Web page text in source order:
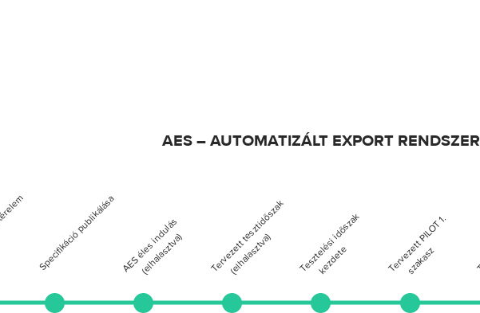
AES – AUTOMATIZÁLT EXPORT RENDSZER